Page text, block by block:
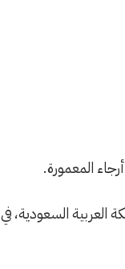
المعمورة.
السعودية،